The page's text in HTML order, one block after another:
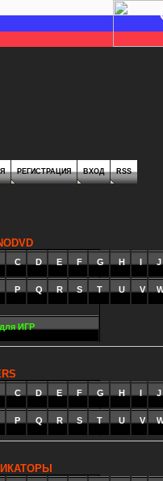
РЕГИСТРАЦИЯ ВХОД RSS
C D E F G H I J
P Q R S T U V
ИГР
C D E F G H J
P Q R S T U V